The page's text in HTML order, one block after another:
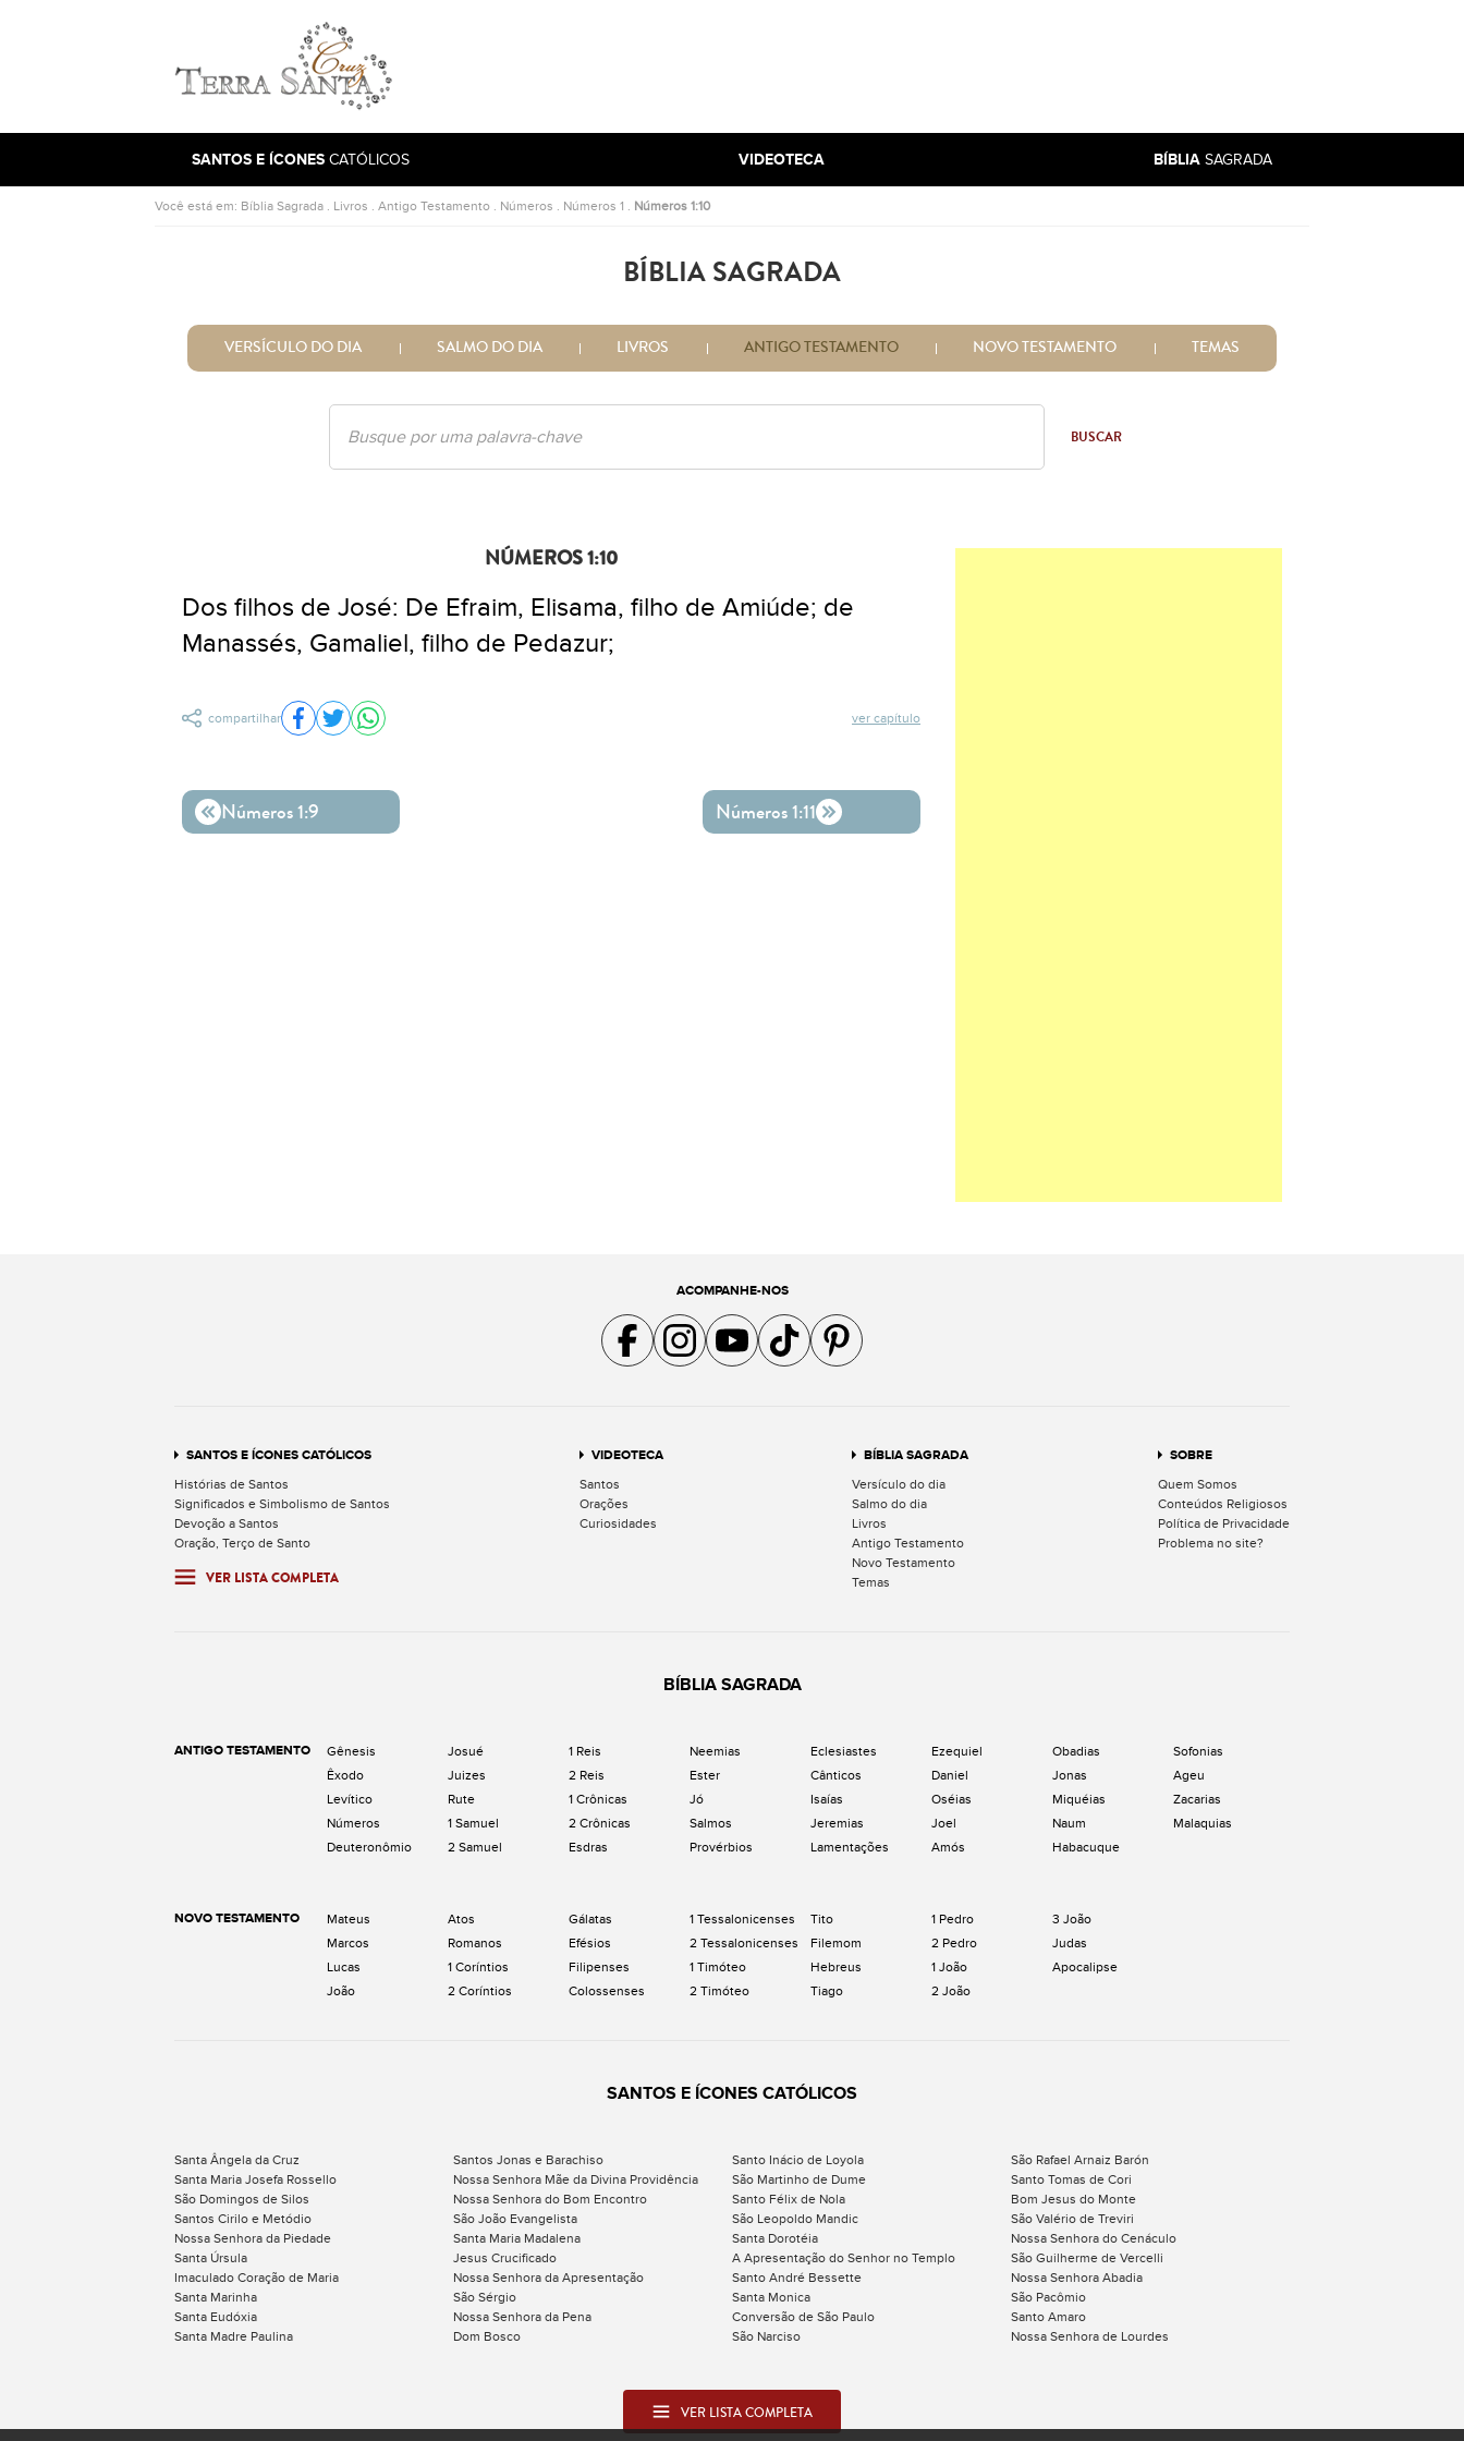
Ir para a página inicial
SANTOS E ÍCONES CATÓLICOS VIDEOTECA BÍBLIA SAGRADA
Você está em: Bíblia Sagrada . Livros . Antigo Testamento . Números . Números 1 . Números 1:10
BÍBLIA SAGRADA
VERSÍCULO DO DIA SALMO DO DIA LIVROS ANTIGO TESTAMENTO NOVO TESTAMENTO TEMAS
BUSCAR
NÚMEROS 1:10
Dos filhos de José: De Efraim, Elisama, filho de Amiúde; de
Manassés, Gamaliel, filho de Pedazur;
ver capítulo
compartilhar Compartilhar no Facebook
Compartilhar no Twitter
Compartilhar no WhatsApp
Números 1:9 Números 1:11
ACOMPANHE-NOS
Acompanhe a gente no Facebook
Acompanhe a gente no Instagram
Acompanhe a gente no YouTube
Acompanhe a gente no TikTok
Acompanhe a gente no Pinterest
SANTOS E ÍCONES CATÓLICOS
Histórias de Santos
Significados e Simbolismo de Santos
Devoção a Santos
Oração, Terço de Santo
VER LISTA COMPLETA
VIDEOTECA
Santos
Orações
Curiosidades
BÍBLIA SAGRADA
Versículo do dia
Salmo do dia
Livros
Antigo Testamento
Novo Testamento
Temas
SOBRE
Quem Somos
Conteúdos Religiosos
Política de Privacidade
Problema no site?
BÍBLIA SAGRADA
ANTIGO TESTAMENTO
Gênesis
Êxodo
Levítico
Números
Deuteronômio
Josué
Juizes
Rute
1 Samuel
2 Samuel
1 Reis
2 Reis
1 Crônicas
2 Crônicas
Esdras
Neemias
Ester
Jó
Salmos
Provérbios
Eclesiastes
Cânticos
Isaías
Jeremias
Lamentações
Ezequiel
Daniel
Oséias
Joel
Amós
Obadias
Jonas
Miquéias
Naum
Habacuque
Sofonias
Ageu
Zacarias
Malaquias
NOVO TESTAMENTO
Mateus
Marcos
Lucas
João
Atos
Romanos
1 Coríntios
2 Coríntios
Gálatas
Efésios
Filipenses
Colossenses
1 Tessalonicenses
2 Tessalonicenses
1 Timóteo
2 Timóteo
Tito
Filemom
Hebreus
Tiago
1 Pedro
2 Pedro
1 João
2 João
3 João
Judas
Apocalipse
SANTOS E ÍCONES CATÓLICOS
Santa Ângela da Cruz Santos Jonas e Barachiso Santo Inácio de Loyola
São Rafael Arnaiz Barón
Santa Maria Josefa Rossello
Nossa Senhora Mãe da Divina Providência São Martinho de Dume
Santo Tomas de Cori
São Domingos de Silos
Nossa Senhora do Bom Encontro Santo Félix de Nola
Bom Jesus do Monte
Santos Cirilo e Metódio
São João Evangelista São Leopoldo Mandic
São Valério de Treviri
Nossa Senhora da Piedade
Santa Maria Madalena Santa Dorotéia
Nossa Senhora do Cenáculo
Santa Úrsula
Jesus Crucificado A Apresentação do Senhor no Templo
São Guilherme de Vercelli
Imaculado Coração de Maria
Nossa Senhora da Apresentação Santo André Bessette
Nossa Senhora Abadia
Santa Marinha
São Sérgio Santa Monica
São Pacômio
Santa Eudóxia
Nossa Senhora da Pena Conversão de São Paulo
Santo Amaro
Santa Madre Paulina
Dom Bosco São Narciso Nossa Senhora de Lourdes
VER LISTA COMPLETA